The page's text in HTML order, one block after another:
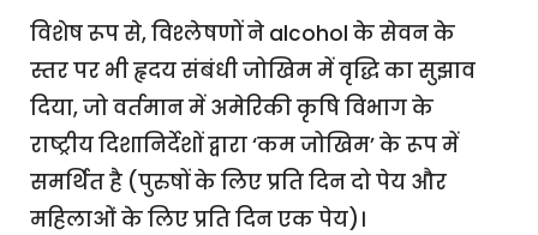
विशेष रूप से, विश्लेषणों ने alcohol के सेवन के
स्तर पर भी हृदय संबंधी जोखिम में वृद्धि का सुझाव
दिया, जो वर्तमान में अमेरिकी कृषि विभाग के
राष्ट्रीय दिशानिर्देशों द्वारा ‘कम जोखिम’ के रूप में
समर्थित है (पुरुषों के लिए प्रति दिन दो पेय और
महिलाओं के लिए प्रति दिन एक पेय)।